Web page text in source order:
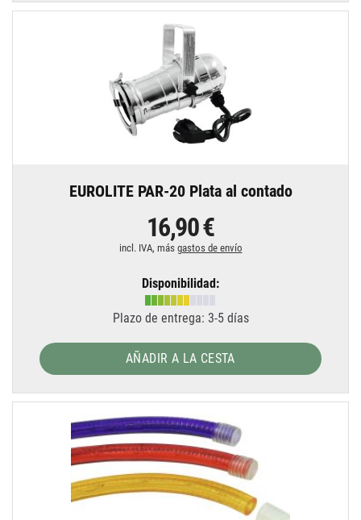
EUROLITE PAR-20 Plata al contado
16,90 €
incl. IVA, más gastos de envío
Disponibilidad:
Plazo de entrega: 3-5 días
AÑADIR A LA CESTA